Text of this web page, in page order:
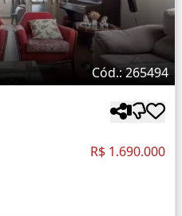
Cód.: 265494
R$ 1.690.000